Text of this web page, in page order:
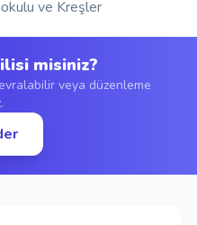
ve Kreşler
misiniz?
veya düzenleme